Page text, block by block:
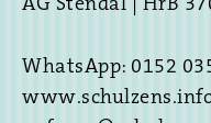
AG Stendal | HrB
WhatsApp: 0152